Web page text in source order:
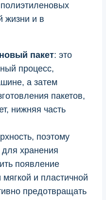
жизни и в
пакет: это
процесс,
а затем
пакетов,
нижняя часть
поэтому
хранения
появление
мягкой и пластичной
предотвращать